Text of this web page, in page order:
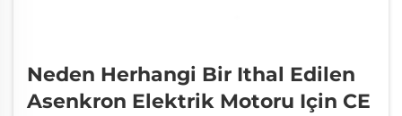
Neden Herhangi Bir Ithal Edilen
Asenkron Elektrik Motoru Için CE